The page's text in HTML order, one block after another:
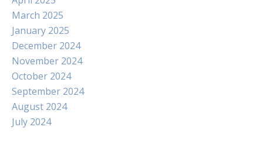
March 2025
January 2025
December 2024
November 2024
October 2024
September 2024
August 2024
July 2024